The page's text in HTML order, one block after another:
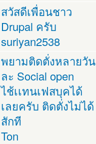
สวัสดีเพื่อนชาว
Drupal ครับ
suriyan2538
พยามติดตั่งหลายวัน
ละ Social open
ไช้เเทนเฟสบุคได้
เลยครับ ติดตั่งไม่ได้
สักที
Ton